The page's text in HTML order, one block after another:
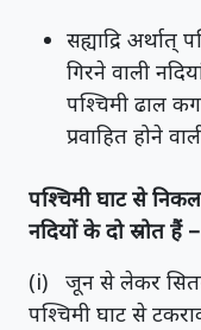
सह्याद्रि
गिरने वाली
पश्चिमी ढाल
प्रवाहित होने
पश्चिमी घाट से
नदियों के दो स्रोत हैं –
(i) जून से लेकर
पश्चिमी घाट से